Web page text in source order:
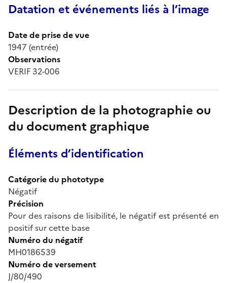
Datation et événements liés à l’image
Date de prise de vue
1947 (entrée)
Observations
VERIF 32-006
Description de la photographie ou
du document graphique
Éléments d’identification
Catégorie du phototype
Négatif
Précision
Pour des raisons de lisibilité, le négatif est présenté en
positif sur cette base
Numéro du négatif
MH0186539
Numéro de versement
J/80/490